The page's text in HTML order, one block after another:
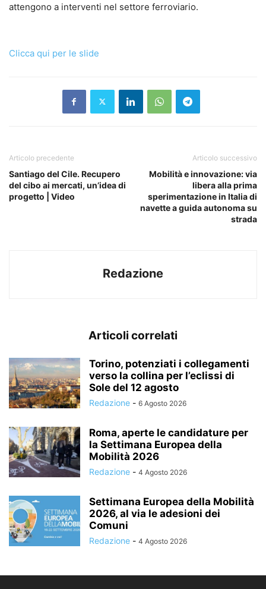
attengono a interventi nel settore ferroviario.
Clicca qui per le slide
Articolo precedente
Santiago del Cile. Recupero
del cibo ai mercati, un’idea di
progetto | Video
Articolo successivo
Mobilità e innovazione: via
libera alla prima
sperimentazione in Italia di
navette a guida autonoma su
strada
Redazione
Articoli correlati
Torino, potenziati i collegamenti
verso la collina per l’eclissi di
Sole del 12 agosto
Redazione - 6 Agosto 2026
Roma, aperte le candidature per
la Settimana Europea della
Mobilità 2026
Redazione - 4 Agosto 2026
Settimana Europea della Mobilità
2026, al via le adesioni dei
Comuni
Redazione - 4 Agosto 2026